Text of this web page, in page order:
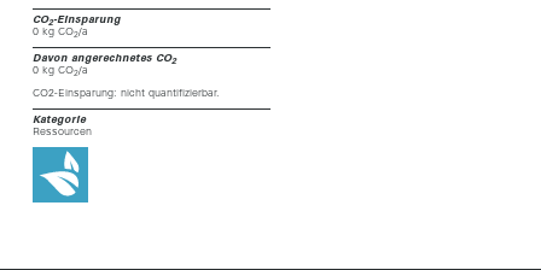
CO2-Einsparung
0 kg CO2/a
Davon angerechnetes CO2
0 kg CO2/a
CO2-Einsparung: nicht quantifizierbar.
Kategorie
Ressourcen